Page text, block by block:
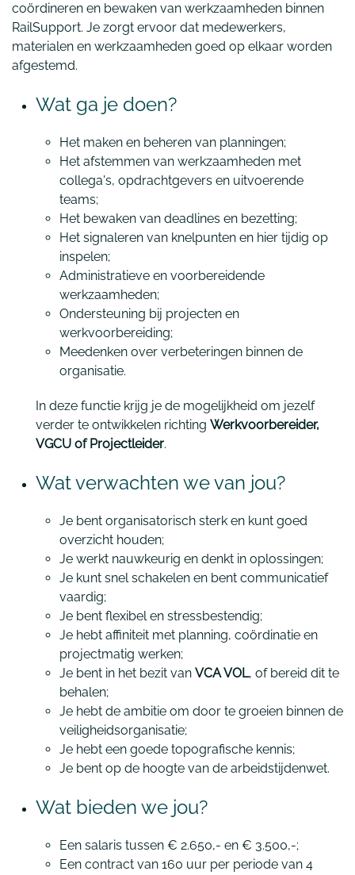
coördineren en bewaken van werkzaamheden binnen
RailSupport. Je zorgt ervoor dat medewerkers,
materialen en werkzaamheden goed op elkaar worden
afgestemd.
Wat ga je doen?
Het maken en beheren van planningen;
Het afstemmen van werkzaamheden met
collega's, opdrachtgevers en uitvoerende
teams;
Het bewaken van deadlines en bezetting;
Het signaleren van knelpunten en hier tijdig op
inspelen;
Administratieve en voorbereidende
werkzaamheden;
Ondersteuning bij projecten en
werkvoorbereiding;
Meedenken over verbeteringen binnen de
organisatie.
In deze functie krijg je de mogelijkheid om jezelf
verder te ontwikkelen richting Werkvoorbereider,
VGCU of Projectleider.
Wat verwachten we van jou?
Je bent organisatorisch sterk en kunt goed
overzicht houden;
Je werkt nauwkeurig en denkt in oplossingen;
Je kunt snel schakelen en bent communicatief
vaardig;
Je bent flexibel en stressbestendig;
Je hebt affiniteit met planning, coördinatie en
projectmatig werken;
Je bent in het bezit van VCA VOL, of bereid dit te
behalen;
Je hebt de ambitie om door te groeien binnen de
veiligheidsorganisatie;
Je hebt een goede topografische kennis;
Je bent op de hoogte van de arbeidstijdenwet.
Wat bieden we jou?
Een salaris tussen € 2.650,- en € 3.500,-;
Een contract van 160 uur per periode van 4